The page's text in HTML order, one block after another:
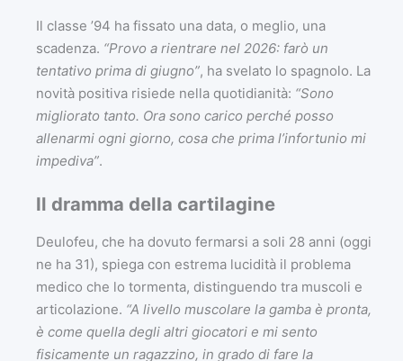
Il classe ’94 ha fissato una data, o meglio, una
scadenza. “Provo a rientrare nel 2026: farò un
tentativo prima di giugno”, ha svelato lo spagnolo. La
novità positiva risiede nella quotidianità: “Sono
migliorato tanto. Ora sono carico perché posso
allenarmi ogni giorno, cosa che prima l’infortunio mi
impediva”.
Il dramma della cartilagine
Deulofeu, che ha dovuto fermarsi a soli 28 anni (oggi
ne ha 31), spiega con estrema lucidità il problema
medico che lo tormenta, distinguendo tra muscoli e
articolazione. “A livello muscolare la gamba è pronta,
è come quella degli altri giocatori e mi sento
fisicamente un ragazzino, in grado di fare la